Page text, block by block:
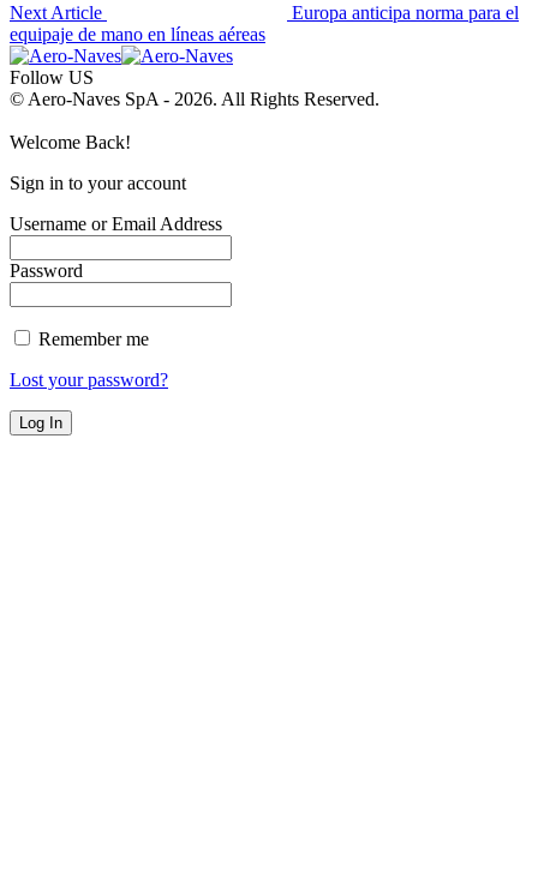
Next Article
Europa anticipa norma para el
equipaje de mano en líneas aéreas
Follow US
© Aero-Naves SpA - 2026. All Rights Reserved.
Welcome Back!
Sign in to your account
Username or Email Address
Password
Remember me
Lost your password?